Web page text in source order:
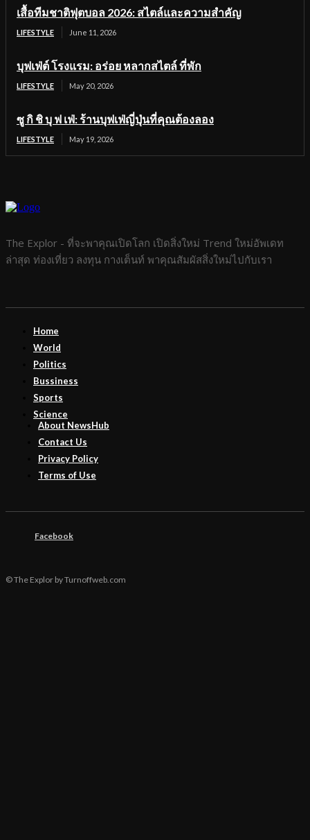
เสื้อทีมชาติฟุตบอล 2026: สไตล์และความสำคัญ
LIFESTYLE June 11, 2026
บุฟเฟ่ต์ โรงแรม: อร่อย หลากสไตล์ ที่พัก
LIFESTYLE May 20, 2026
ซู กิ ชิ บุ ฟ เฟ่: ร้านบุฟเฟ่ญี่ปุ่นที่คุณต้องลอง
LIFESTYLE May 19, 2026
The Explor - ที่จะพาคุณเปิดโลก เปิดสิ่งใหม่ Trend ใหม่อัพเดท
ล่าสุด ท่องเที่ยว ลงทุน กางเต็นท์ พาคุณสัมผัสสิ่งใหม่ไปกับเรา
Home
World
Politics
Bussiness
Sports
Science
About NewsHub
Contact Us
Privacy Policy
Terms of Use
Facebook
© The Explor by Turnoffweb.com